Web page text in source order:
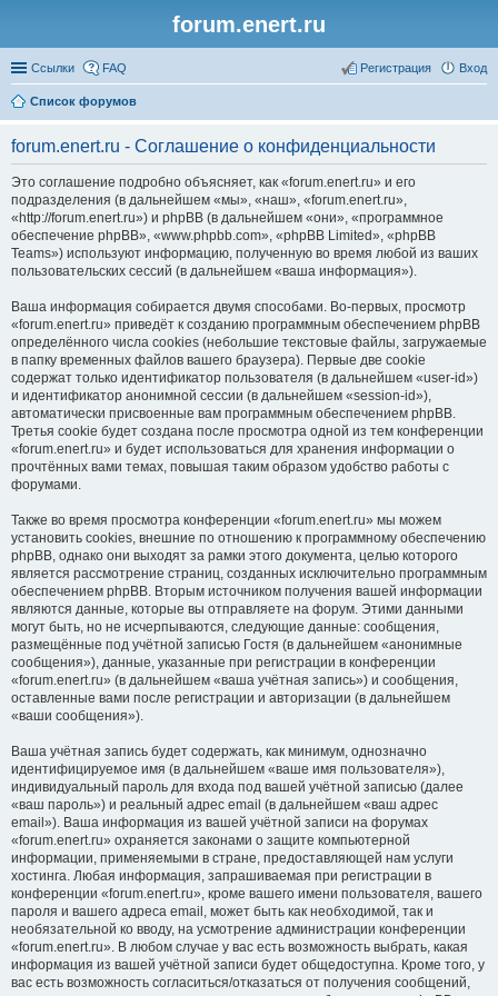
forum.enert.ru
Ссылки FAQ Вход
Регистрация
Список форумов
forum.enert.ru - Соглашение о конфиденциальности
Это соглашение подробно объясняет, как «forum.enert.ru» и его
подразделения (в дальнейшем «мы», «наш», «forum.enert.ru»,
«http://forum.enert.ru») и phpBB (в дальнейшем «они», «программное
обеспечение phpBB», «www.phpbb.com», «phpBB Limited», «phpBB
Teams») используют информацию, полученную во время любой из ваших
пользовательских сессий (в дальнейшем «ваша информация»).
Ваша информация собирается двумя способами. Во-первых, просмотр
«forum.enert.ru» приведёт к созданию программным обеспечением phpBB
определённого числа cookies (небольшие текстовые файлы, загружаемые
в папку временных файлов вашего браузера). Первые две cookie
содержат только идентификатор пользователя (в дальнейшем «user-id»)
и идентификатор анонимной сессии (в дальнейшем «session-id»),
автоматически присвоенные вам программным обеспечением phpBB.
Третья cookie будет создана после просмотра одной из тем конференции
«forum.enert.ru» и будет использоваться для хранения информации о
прочтённых вами темах, повышая таким образом удобство работы с
форумами.
Также во время просмотра конференции «forum.enert.ru» мы можем
установить cookies, внешние по отношению к программному обеспечению
phpBB, однако они выходят за рамки этого документа, целью которого
является рассмотрение страниц, созданных исключительно программным
обеспечением phpBB. Вторым источником получения вашей информации
являются данные, которые вы отправляете на форум. Этими данными
могут быть, но не исчерпываются, следующие данные: сообщения,
размещённые под учётной записью Гостя (в дальнейшем «анонимные
сообщения»), данные, указанные при регистрации в конференции
«forum.enert.ru» (в дальнейшем «ваша учётная запись») и сообщения,
оставленные вами после регистрации и авторизации (в дальнейшем
«ваши сообщения»).
Ваша учётная запись будет содержать, как минимум, однозначно
идентифицируемое имя (в дальнейшем «ваше имя пользователя»),
индивидуальный пароль для входа под вашей учётной записью (далее
«ваш пароль») и реальный адрес email (в дальнейшем «ваш адрес
email»). Ваша информация из вашей учётной записи на форумах
«forum.enert.ru» охраняется законами о защите компьютерной
информации, применяемыми в стране, предоставляющей нам услуги
хостинга. Любая информация, запрашиваемая при регистрации в
конференции «forum.enert.ru», кроме вашего имени пользователя, вашего
пароля и вашего адреса email, может быть как необходимой, так и
необязательной ко вводу, на усмотрение администрации конференции
«forum.enert.ru». В любом случае у вас есть возможность выбрать, какая
информация из вашей учётной записи будет общедоступна. Кроме того, у
вас есть возможность согласиться/отказаться от получения сообщений,